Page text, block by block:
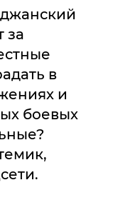
за
в
и
боевых